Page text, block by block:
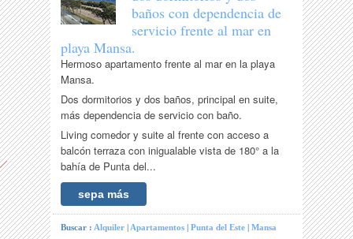
baños con dependencia de
servicio frente al mar en
playa Mansa.
Hermoso apartamento frente al mar en la playa
Mansa.
Dos dormitorios y dos baños, principal en suite,
más dependencia de servicio con baño.
Living comedor y suite al frente con acceso a
balcón terraza con inigualable vista de 180° a la
bahía de Punta del...
sepa más
Buscar : Alquiler | Apartamentos |Punta del Este |Mansa